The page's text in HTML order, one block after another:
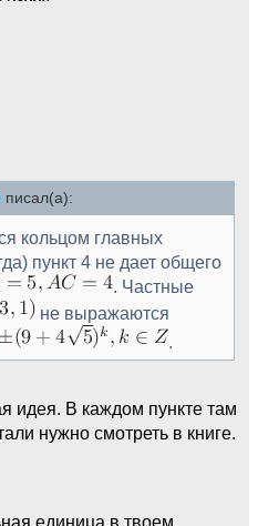
писал(а):
кольцом главных
пункт 4 не дает общего
. Частные
не выражаются
.
идея. В каждом пункте там
нужно смотреть в книге.
единица в твоем